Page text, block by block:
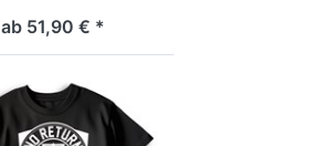
ab 51,90 € *